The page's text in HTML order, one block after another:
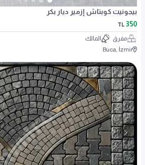
بيجونيت كوبتاش إزمير ديار بكر
350
TL
مفرق
المالك
Buca, İzmir